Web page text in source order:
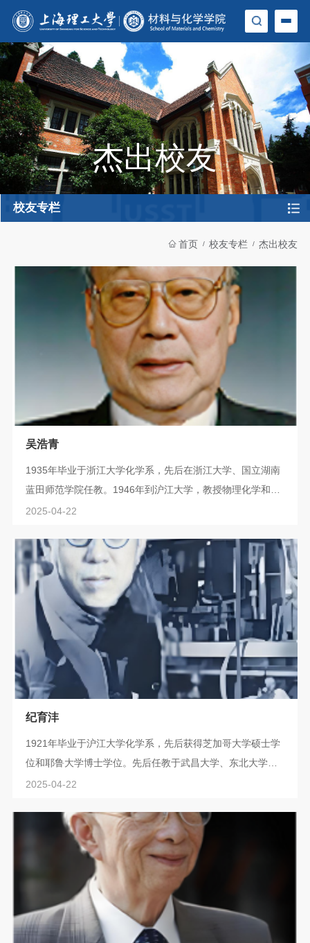
杰出校友
校友专栏
首页 校友专栏 杰出校友
吴浩青
1935年毕业于浙江大学化学系，先后在浙江大学、国立湖南
蓝田师范学院任教。1946年到沪江大学，教授物理化学和有
机化学。1949年出任沪江大学事务委员会主席、校务委员会
化学系副主任、主任，推动了复旦大学化学系的发展。吴浩
青是中国电化学的开拓者之一，1957年筹建了中国高校第一
个电化学实验室。手机改变了人类的生活方式，然而鲜有人
知道，手机所用锂电池的理论基础，就是...
2025-04-22
纪育沣
1921年毕业于沪江大学化学系，先后获得芝加哥大学硕士学
位和耶鲁大学博士学位。先后任教于武昌大学、东北大学、
厦门大学（第三任化学系主任）、浙江大学、广西大学、上
研究院化学研究所、北平研究院药物研究所从事科研工作。
此后工作于中国科学院化学研究所及中国医学科学院，并担
任北京化学试剂研究所副所长。纪育沣的主要研究包括嘧
啶、噻唑、喹啉等类杂环化合物，中草药化...
2025-04-22